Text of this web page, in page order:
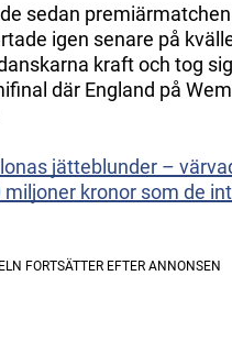
sedan
igen senare på
kraft och tog
där England på
jätteblunder –
kronor som de